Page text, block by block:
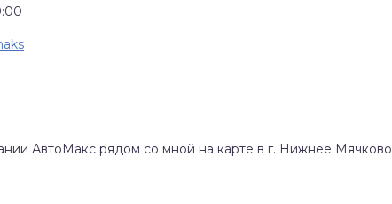
АвтоМакс рядом со мной на карте в г. Нижнее Мячково